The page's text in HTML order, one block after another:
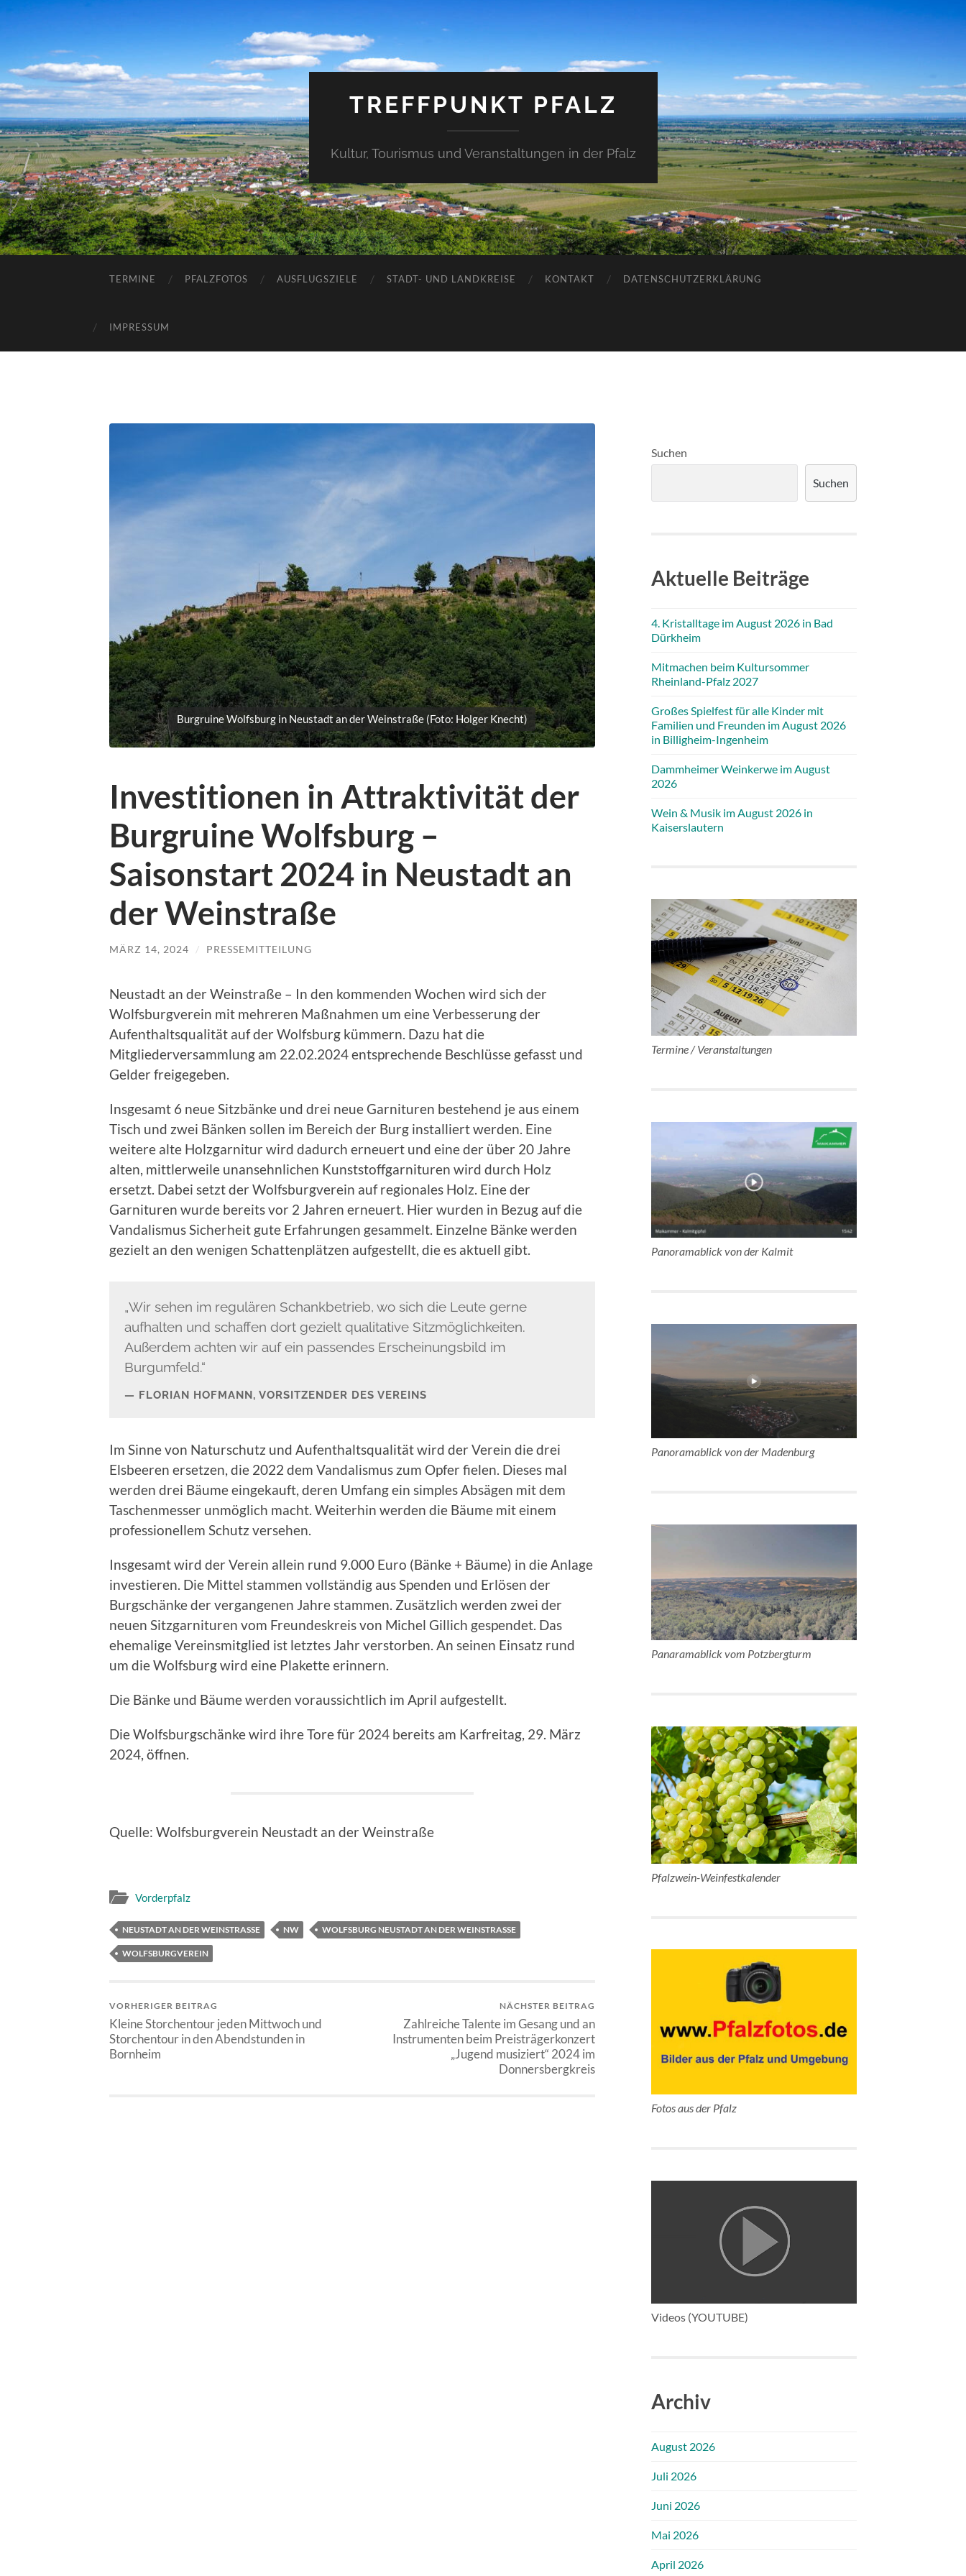
TREFFPUNKT PFALZ
Kultur, Tourismus und Veranstaltungen in der Pfalz
TERMINE PFALZFOTOS AUSFLUGSZIELE STADT- UND LANDKREISE KONTAKT DATENSCHUTZERKLÄRUNG
IMPRESSUM
Burgruine Wolfsburg in Neustadt an der Weinstraße (Foto: Holger Knecht)
Investitionen in Attraktivität der
Burgruine Wolfsburg –
Saisonstart 2024 in Neustadt an
der Weinstraße
MÄRZ 14, 2024 / PRESSEMITTEILUNG
Neustadt an der Weinstraße – In den kommenden Wochen wird sich der
Wolfsburgverein mit mehreren Maßnahmen um eine Verbesserung der
Aufenthaltsqualität auf der Wolfsburg kümmern. Dazu hat die
Mitgliederversammlung am 22.02.2024 entsprechende Beschlüsse gefasst und
Gelder freigegeben.
Insgesamt 6 neue Sitzbänke und drei neue Garnituren bestehend je aus einem
Tisch und zwei Bänken sollen im Bereich der Burg installiert werden. Eine
weitere alte Holzgarnitur wird dadurch erneuert und eine der über 20 Jahre
alten, mittlerweile unansehnlichen Kunststoffgarnituren wird durch Holz
ersetzt. Dabei setzt der Wolfsburgverein auf regionales Holz. Eine der
Garnituren wurde bereits vor 2 Jahren erneuert. Hier wurden in Bezug auf die
Vandalismus Sicherheit gute Erfahrungen gesammelt. Einzelne Bänke werden
gezielt an den wenigen Schattenplätzen aufgestellt, die es aktuell gibt.
„Wir sehen im regulären Schankbetrieb, wo sich die Leute gerne
aufhalten und schaffen dort gezielt qualitative Sitzmöglichkeiten.
Außerdem achten wir auf ein passendes Erscheinungsbild im
Burgumfeld.“
FLORIAN HOFMANN, VORSITZENDER DES VEREINS
Im Sinne von Naturschutz und Aufenthaltsqualität wird der Verein die drei
Elsbeeren ersetzen, die 2022 dem Vandalismus zum Opfer fielen. Dieses mal
werden drei Bäume eingekauft, deren Umfang ein simples Absägen mit dem
Taschenmesser unmöglich macht. Weiterhin werden die Bäume mit einem
professionellem Schutz versehen.
Insgesamt wird der Verein allein rund 9.000 Euro (Bänke + Bäume) in die Anlage
investieren. Die Mittel stammen vollständig aus Spenden und Erlösen der
Burgschänke der vergangenen Jahre stammen. Zusätzlich werden zwei der
neuen Sitzgarnituren vom Freundeskreis von Michel Gillich gespendet. Das
ehemalige Vereinsmitglied ist letztes Jahr verstorben. An seinen Einsatz rund
um die Wolfsburg wird eine Plakette erinnern.
Die Bänke und Bäume werden voraussichtlich im April aufgestellt.
Die Wolfsburgschänke wird ihre Tore für 2024 bereits am Karfreitag, 29. März
2024, öffnen.
Quelle: Wolfsburgverein Neustadt an der Weinstraße
Vorderpfalz
NEUSTADT AN DER WEINSTRASSE NW WOLFSBURG NEUSTADT AN DER WEINSTRASSE
WOLFSBURGVEREIN
VORHERIGER BEITRAG
Kleine Storchentour jeden Mittwoch und
Storchentour in den Abendstunden in
Bornheim
NÄCHSTER BEITRAG
Zahlreiche Talente im Gesang und an
Instrumenten beim Preisträgerkonzert
„Jugend musiziert“ 2024 im
Donnersbergkreis
Suchen
Suchen
Aktuelle Beiträge
4. Kristalltage im August 2026 in Bad
Dürkheim
Mitmachen beim Kultursommer
Rheinland-Pfalz 2027
Großes Spielfest für alle Kinder mit
Familien und Freunden im August 2026
in Billigheim-Ingenheim
Dammheimer Weinkerwe im August
2026
Wein & Musik im August 2026 in
Kaiserslautern
Termine / Veranstaltungen
Panoramablick von der Kalmit
Panoramablick von der Madenburg
Panaramablick vom Potzbergturm
Pfalzwein-Weinfestkalender
Fotos aus der Pfalz
Videos (YOUTUBE)
Archiv
August 2026
Juli 2026
Juni 2026
Mai 2026
April 2026